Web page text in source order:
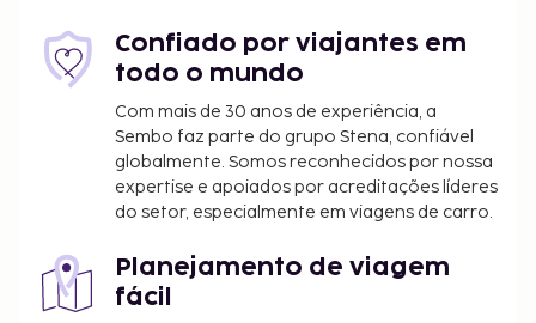
As principais comodidades incluem registo de saída
rápido, um serviço de limpeza a seco e uma receção
aberta 24 horas. O hotel conta com transporte
de/para o aeroporto (disponível 24 horas) mediante
uma sobretaxa e há estacionamento grátis no local.
E porque não desfrutar de massagens, tratamentos
corporais e tratamentos faciais? O espaço dispõe
também de Wi-fi grátis e de serviços de concierge.
Para recarregar baterias, dirija-se ao restaurante
dXANA LITE Hotel Shixi Metro Station. Comece as
Confiado por viajantes em
todo o mundo
Com mais de 30 anos de experiência, a
Sembo faz parte do grupo Stena, confiável
globalmente. Somos reconhecidos por nossa
expertise e apoiados por acreditações líderes
do setor, especialmente em viagens de carro.
Planejamento de viagem
fácil